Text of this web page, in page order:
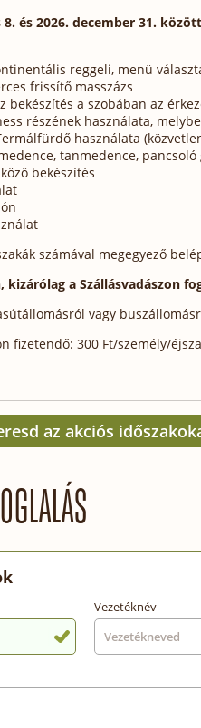
és 2026. december 31.
reggeli, menü
frissítő masszázs
bekészítés a szobában az
részének használata,
használata
tanmedence,
bekészítés
számával megegyező
kizárólag a Szállásvadászon
vagy
fizetendő: 300 Ft/személy/
az akciós
Vezetéknév